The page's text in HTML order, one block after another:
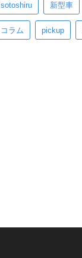
sotoshiru 新型車
コラム pickup